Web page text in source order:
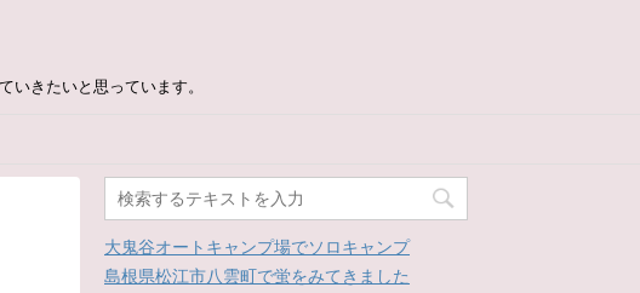
いきたいと思っています。
大鬼谷オートキャンプ場でソロキャンプ
島根県松江市八雲町で蛍をみてきました